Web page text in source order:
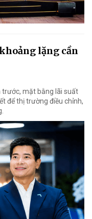
lặng cần
trước, mặt bằng lãi suất
để thị trường điều chỉnh,